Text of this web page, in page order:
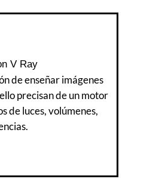
V Ray
de enseñar imágenes
precisan de un motor
de luces, volúmenes,